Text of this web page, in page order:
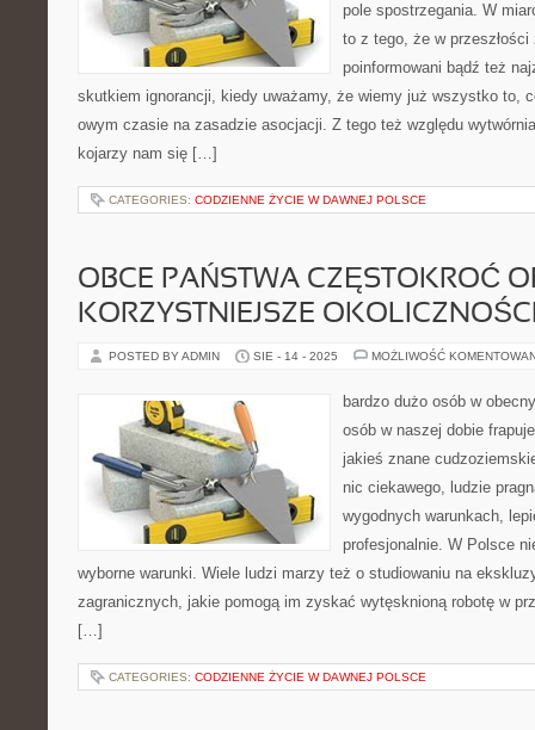
pole spostrzegania. W
to z tego, że w
poinformowani bądź też
skutkiem ignorancji, kiedy uważamy, że wiemy już wszystko to,
owym czasie na zasadzie asocjacji. Z tego też względu
kojarzy nam się […]
CATEGORIES: CODZIENNE ŻYCIE W DAWNEJ POLSCE
OBCE PAŃSTWA CZĘSTOKROĆ
KORZYSTNIEJSZE
POSTED BY ADMIN SIE - 14 - 2025 MOŻLIWOŚĆ
bardzo dużo osób w
osób w naszej dobie
jakieś znane
nic ciekawego, ludzie
wygodnych warunkach,
profesjonalnie. W Polsce
wyborne warunki. Wiele ludzi marzy też o studiowaniu na
zagranicznych, jakie pomogą im zyskać wytęsknioną robotę w
[…]
CATEGORIES: CODZIENNE ŻYCIE W DAWNEJ POLSCE